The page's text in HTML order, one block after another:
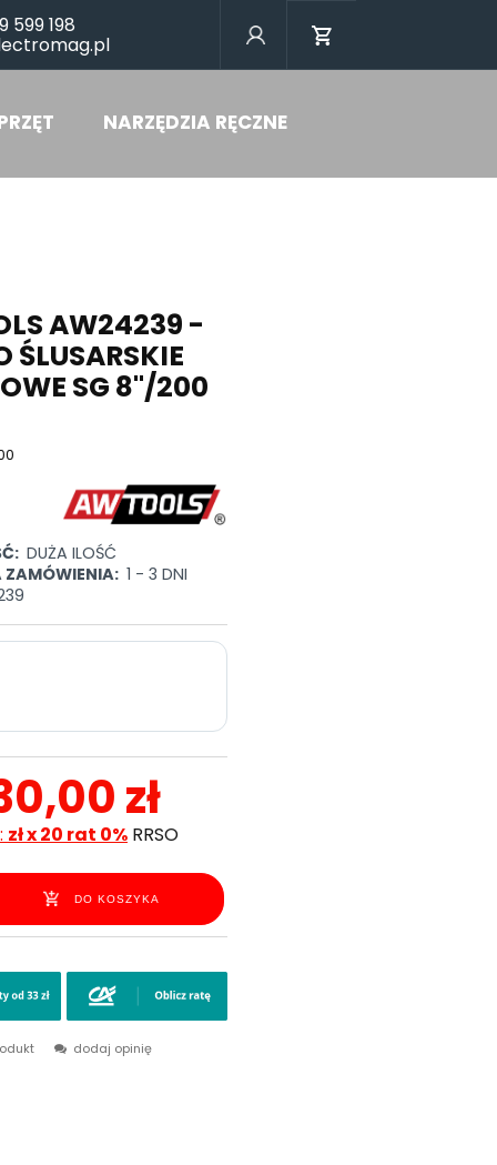
599 198
NARZĘDZIA RĘCZNE
AW24239 -
ŚLUSARSKIE
SG 8"/200
DUŻA ILOŚĆ
ZAMÓWIENIA: 1 - 3 DNI
zł
zł x 20 rat 0%RRSO
DO KOSZYKA
dodaj opinię